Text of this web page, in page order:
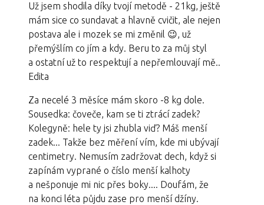
Už jsem shodila díky tvojí metodě - 21kg, ještě
mám sice co sundavat a hlavně cvičit, ale nejen
postava ale i mozek se mi změnil 😉, už
přemýšlím co jím a kdy. Beru to za můj styl
a ostatní už to respektují a nepřemlouvají mě..
Edita
Za necelé 3 měsíce mám skoro -8 kg dole.
Sousedka: čoveče, kam se ti ztrácí zadek?
Kolegyně: hele ty jsi zhubla viď? Máš menší
zadek... Takže bez měření vím, kde mi ubývají
centimetry. Nemusím zadržovat dech, když si
zapínám vyprané o číslo menší kalhoty
a nešponuje mi nic přes boky.... Doufám, že
na konci léta půjdu zase pro menší džíny.